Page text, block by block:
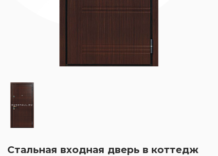
Стальная входная дверь в коттедж